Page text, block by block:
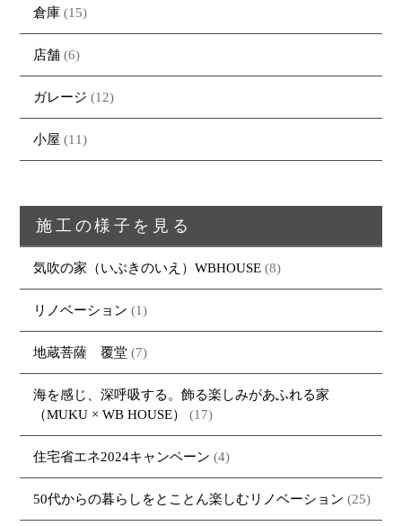
倉庫 (15)
店舗 (6)
ガレージ (12)
小屋 (11)
施工の様子を見る
気吹の家（いぶきのいえ）WBHOUSE (8)
リノベーション (1)
地蔵菩薩 覆堂 (7)
海を感じ、深呼吸する。飾る楽しみがあふれる家
（MUKU × WB HOUSE）
(17)
住宅省エネ2024キャンペーン (4)
50代からの暮らしをとことん楽しむリノベーション (25)
トップページ
会社案内
採用情報
お問い合わせ
商品紹介
・CUSTOM
ORDER
・REFORM
家（施工事例一覧）
・CUSTOM
ORDERの家一覧
・REFORMの家一覧
鈴茂の家づくり